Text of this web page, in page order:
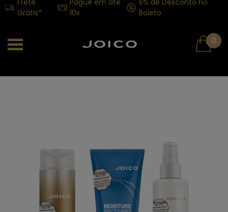
Frete
Grátis*
Pague em até
10x
5% de Desconto no
Boleto
0